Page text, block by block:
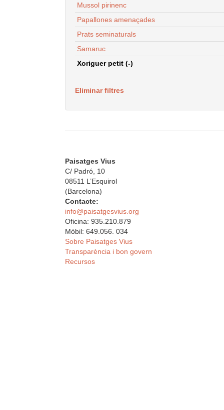
Mussol pirinenc
Papallones amenaçades
Prats seminaturals
Samaruc
Xoriguer petit (-)
Eliminar filtres
Paisatges Vius
C/ Padró, 10
08511 L’Esquirol
(Barcelona)
Contacte:
info@paisatgesvius.org
Oficina: 935.210.879
Mòbil: 649.056. 034
Sobre Paisatges Vius
Transparència i bon govern
Recursos